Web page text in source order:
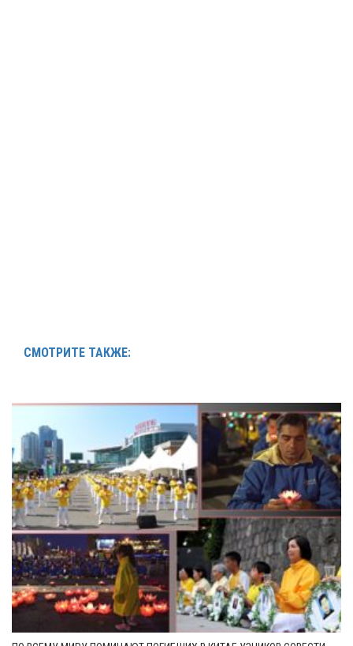
СМОТРИТЕ ТАКЖЕ: